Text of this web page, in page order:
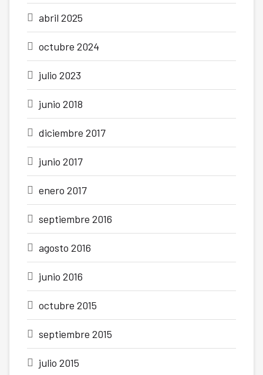
abril 2025
octubre 2024
julio 2023
junio 2018
diciembre 2017
junio 2017
enero 2017
septiembre 2016
agosto 2016
junio 2016
octubre 2015
septiembre 2015
julio 2015